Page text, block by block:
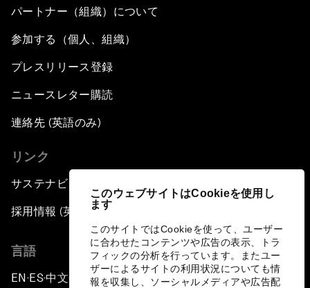
このウェブサイトはCookieを使用し
ます
このサイトではCookieを使って、ユーザー
に合わせたコンテンツや広告の表示、トラ
フィックの分析を行っています。またユー
ザーによるサイトの利用状況についても情
報を収集し、ソーシャルメディアや広告配
パートナー（組織）について
参加する（個人、組織）
プレスリリース登録
ニュースレター購読
連絡先 (英語のみ)
リンク
サステナビリティへの取り組み
採用情報 (英語のみ)
言語
EN ▪ ES▪中文▪ 日本語